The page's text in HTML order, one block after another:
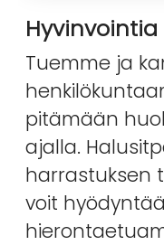
Tuemme ja
pitämään
ajalla.
harrastuksen
voit